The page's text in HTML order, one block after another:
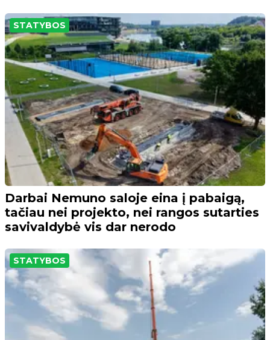
STATYBOS
Darbai Nemuno saloje eina į pabaigą,
tačiau nei projekto, nei rangos sutarties
savivaldybė vis dar nerodo
STATYBOS